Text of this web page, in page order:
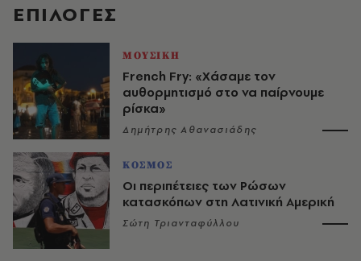
EΠΙΛΟΓΈΣ
ΜΟΥΣΙΚΗ
French Fry: «Χάσαμε τον
αυθορμητισμό στο να παίρνουμε
ρίσκα»
Δημήτρης Αθανασιάδης
ΚΟΣΜΟΣ
Οι περιπέτειες των Ρώσων
κατασκόπων στη Λατινική Αμερική
Σώτη Τριανταφύλλου